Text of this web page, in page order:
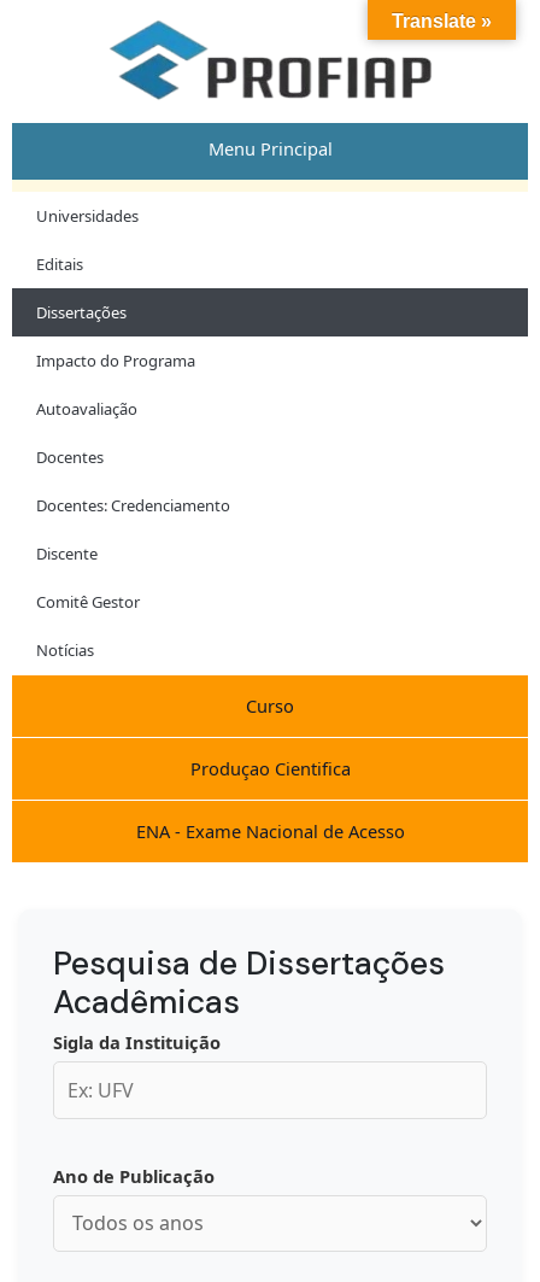
Menu Principal
Curso
Produçao Cientifica
ENA - Exame Nacional de Acesso
Universidades
Editais
Dissertações
Impacto do Programa
Autoavaliação
Docentes
Docentes: Credenciamento
Discente
Comitê Gestor
Notícias
Pesquisa de Dissertações
Acadêmicas
Sigla da Instituição
Ano de Publicação
Translate »